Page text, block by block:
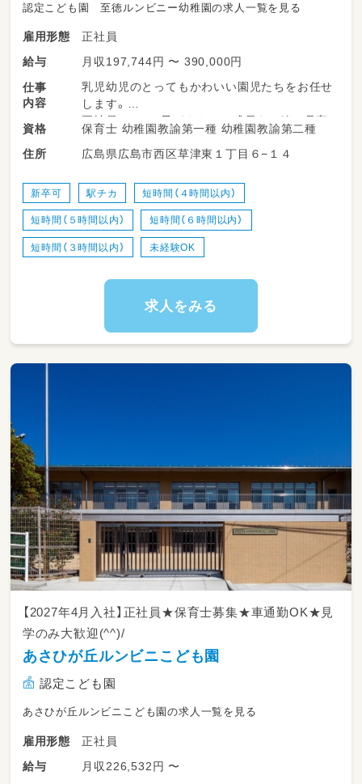
認定こども園 至徳ルンビニー幼稚園の求人一覧を見る
雇用形態
正社員
給与
月収197,744円 〜 390,000円
仕事
内容
乳児幼児のとってもかわいい園児たちをお任せ
します。
正社員として、子どもたちの成長を一緒に見守
っていけるやりがいのあるお仕事です♪
受け入れ・見送り
◇<乳幼児>担任としての日々の保育・教育活動
の計画と実施
◇<乳児>お散歩や外遊びでの安全な見守り
◇<乳幼児>食事や着替え、排泄などの基本的な
など）の企画・準備
◇<乳幼児>保護者の方とのコミュニケーション
や子育て相談
・幼児部：変形労働制、春休み、夏休み、冬休み長
期休暇あり
・乳児部：完全シフト制、時間変動あり、年間休日
120日以上
乳幼児の保育・教育活動全般をお任せします。
登降園対応、遊びの見守り、生活習慣のサポー
ト、行事の企画・準備、保護者対応、環境整備な
ピアノが苦手な方も歓迎です。
資格
保育士 幼稚園教諭第一種 幼稚園教諭第二種
住所
広島県広島市西区草津東１丁目６−１４
新卒可 駅チカ 短時間（４時間以内）
短時間（５時間以内） 短時間（６時間以内）
短時間（３時間以内） 未経験OK
求人をみる
【2027年4月入社】正社員★保育士募集★車通勤OK★見
学のみ大歓迎(^^)/
あさひが丘ルンビニこども園
認定こども園
あさひが丘ルンビニこども園の求人一覧を見る
雇用形態
正社員
給与
月収226,532円 〜